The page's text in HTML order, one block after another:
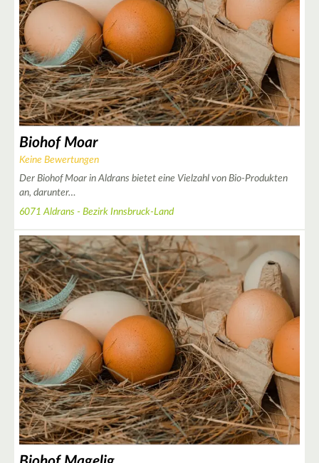
Biohof Moar
Keine Bewertungen
Der Biohof Moar in Aldrans bietet eine Vielzahl von Bio-Produkten
an, darunter…
6071 Aldrans - Bezirk Innsbruck-Land
3
2